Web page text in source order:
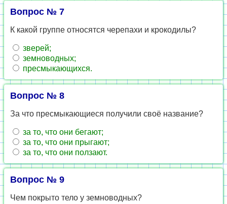
Вопрос № 7
К какой группе относятся черепахи и крокодилы?
зверей;
земноводных;
пресмыкающихся.
Вопрос № 8
За что пресмыкающиеся получили своё название?
за то, что они бегают;
за то, что они прыгают;
за то, что они ползают.
Вопрос № 9
Чем покрыто тело у земноводных?